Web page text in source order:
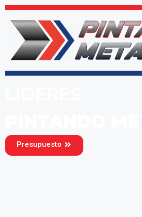
Presupuesto